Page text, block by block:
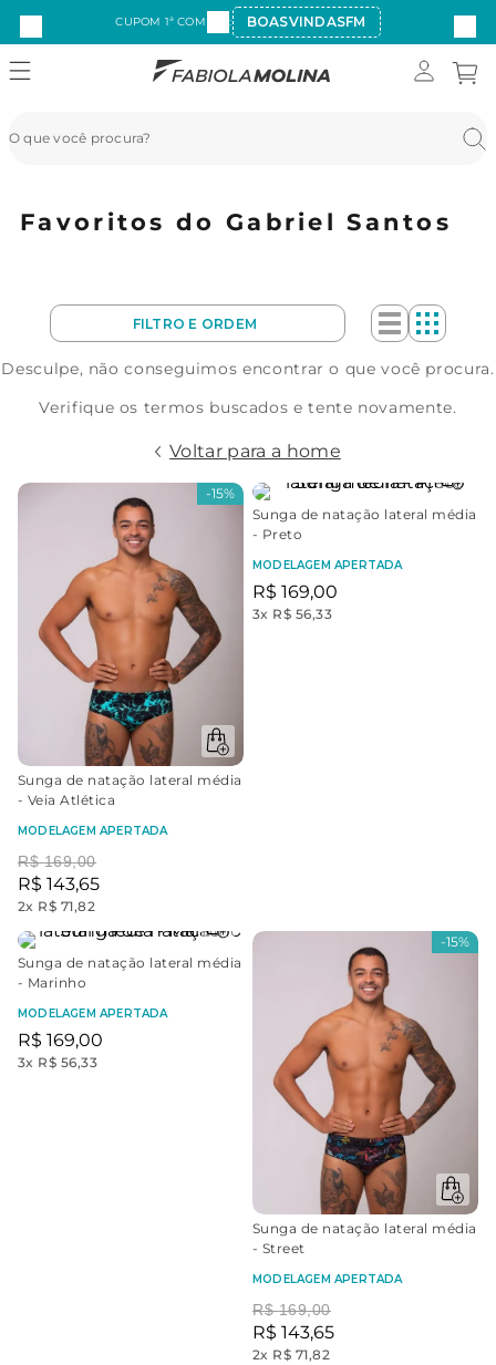
CUPOM 1ª COMPRA: BOASVINDASFM
Favoritos do Gabriel Santos
Desculpe, não conseguimos encontrar o que você procura.
Verifique os termos buscados e tente novamente.
Voltar para a home
-15%
Sunga de natação lateral média
- Veia Atlética
MODELAGEM APERTADA
R$ 169,00
R$ 143,65
2x R$ 71,82
Sunga de natação lateral média
- Preto
MODELAGEM APERTADA
R$ 169,00
3x R$ 56,33
Sunga de natação lateral média
- Marinho
MODELAGEM APERTADA
R$ 169,00
3x R$ 56,33
-15%
Sunga de natação lateral média
- Street
MODELAGEM APERTADA
R$ 169,00
R$ 143,65
2x R$ 71,82